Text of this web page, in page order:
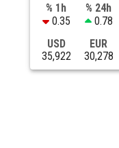
% 1h
0.35
% 24h
0.78
USD
35,922
EUR
30,278